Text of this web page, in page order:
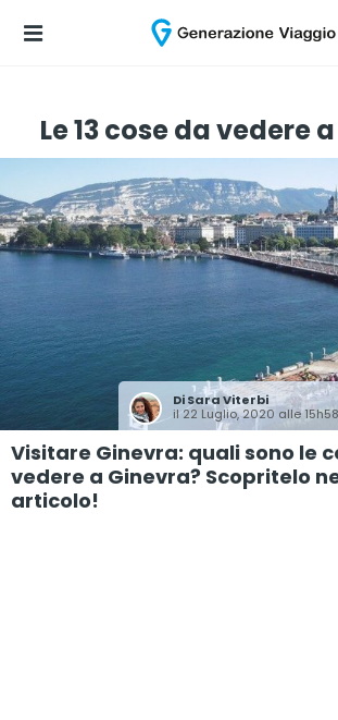
Le 13 cose da vedere
DiSara Viterbi
il 22 Luglio, 2020 alle 15h58
Visitare Ginevra: quali sono le
vedere a Ginevra? Scopritelo
articolo!